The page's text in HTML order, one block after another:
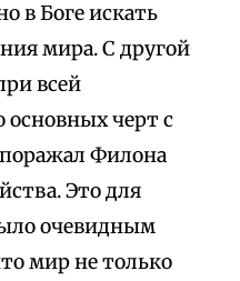
в Боге искать
мира. С другой
всей
основных черт с
Филона
Это для
очевидным
мир не только